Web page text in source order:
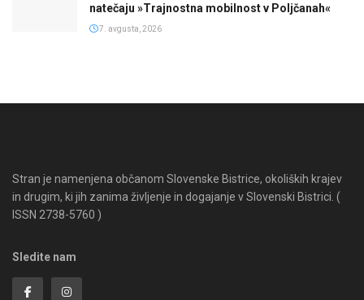
natečaju »Trajnostna mobilnost v Poljčanah«
7. avgusta, 2026
Stran je namenjena občanom Slovenske Bistrice, okoliških krajev
in drugim, ki jih zanima življenje in dogajanje v Slovenski Bistrici. (
ISSN 2738-5760 )
Sledite nam